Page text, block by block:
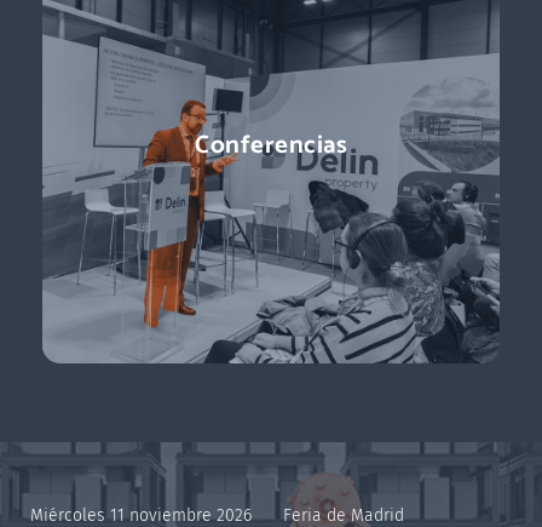
Conferencias
Miércoles 11 noviembre 2026
Feria de Madrid